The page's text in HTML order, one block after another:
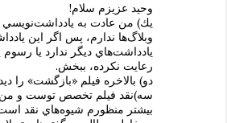
وحيد عزيزم سلام!
يك) من عادت به
وبلاگ‌ها ندارم، پس اگر اين
يادداشت‌هاي ديگر ندارد يا
رعايت نكرده، ببخش.
دو) بالاخره فيلم «بازگشت» را
سه)نقد فيلم تخصص توست و من
بيشتر منظورم شيوه‌هاي نقد